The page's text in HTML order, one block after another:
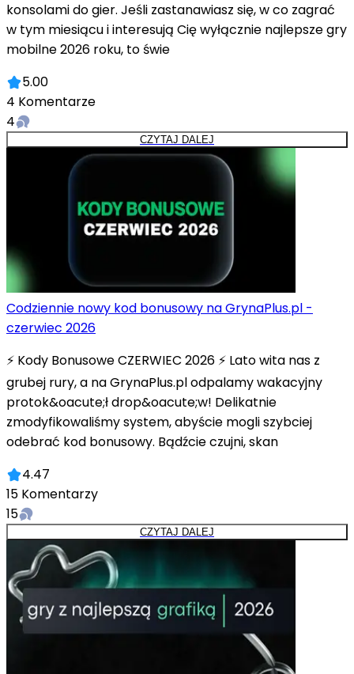
konsolami do gier. Jeśli zastanawiasz się, w co zagrać
w tym miesiącu i interesują Cię wyłącznie najlepsze gry
mobilne 2026 roku, to świe
5.00
4 Komentarze
4
CZYTAJ DALEJ
Codziennie nowy kod bonusowy na GrynaPlus.pl -
czerwiec 2026
⚡ Kody Bonusowe CZERWIEC 2026 ⚡ Lato wita nas z
grubej rury, a na GrynaPlus.pl odpalamy wakacyjny
protok&oacute;ł drop&oacute;w! Delikatnie
zmodyfikowaliśmy system, abyście mogli szybciej
odebrać kod bonusowy. Bądźcie czujni, skan
4.47
15 Komentarzy
15
CZYTAJ DALEJ